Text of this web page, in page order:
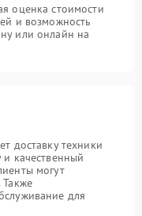
оценка стоимости
и возможность
или онлайн на
доставку техники
качественный
могут
Также
для